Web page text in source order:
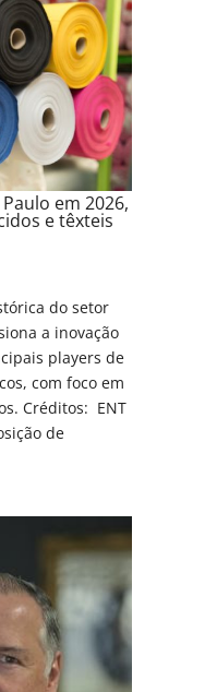
em 2026,
e têxteis
do setor
a inovação
players de
com foco em
Créditos: ENT
de